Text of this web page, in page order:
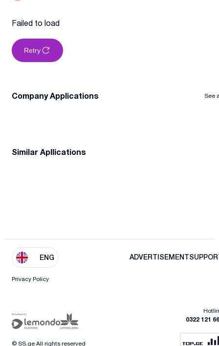
Failed to load
Retry
Company Applications See
Similar Apllications
ENG ADVERTISEMENT
Privacy Policy
0322 121
© SS.ge All rights reserved